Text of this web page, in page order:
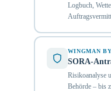
Logbuch,
WINGMAN
SORA-
Risikoanalyse
Behörde – bis